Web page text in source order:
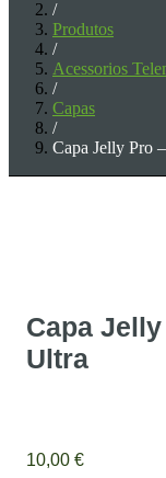
/
Produtos
/
Acessorios
/
Capas
/
Capa Jelly Pro
Capa
Ultra
10,00 €